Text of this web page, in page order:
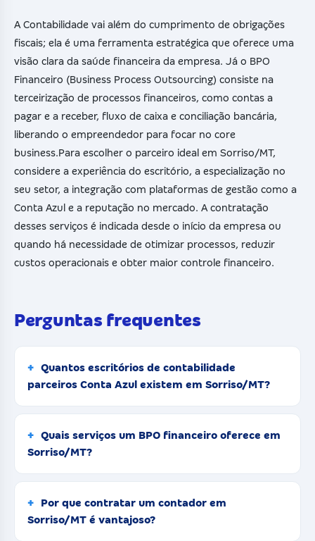
A Contabilidade vai além do cumprimento de obrigações
fiscais; ela é uma ferramenta estratégica que oferece uma
visão clara da saúde financeira da empresa. Já o BPO
Financeiro (Business Process Outsourcing) consiste na
terceirização de processos financeiros, como contas a
pagar e a receber, fluxo de caixa e conciliação bancária,
liberando o empreendedor para focar no core
business.Para escolher o parceiro ideal em Sorriso/MT,
considere a experiência do escritório, a especialização no
seu setor, a integração com plataformas de gestão como a
Conta Azul e a reputação no mercado. A contratação
desses serviços é indicada desde o início da empresa ou
quando há necessidade de otimizar processos, reduzir
custos operacionais e obter maior controle financeiro.
Perguntas frequentes
Quantos escritórios de contabilidade
parceiros Conta Azul existem em Sorriso/MT?
Quais serviços um BPO financeiro oferece em
Sorriso/MT?
Por que contratar um contador em
Sorriso/MT é vantajoso?